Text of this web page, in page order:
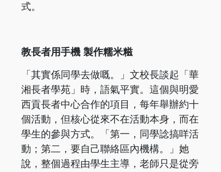
式。
教長者用手機 製作糯米糍
「其實係同學去做嘅。」文校長談起「華
湘長者學苑」時，語氣平實。這個與明愛
西貢長者中心合作的項目，每年舉辦約十
個活動，但核心從來不在活動本身，而在
學生的參與方式。「第一，同學諗搞咩活
動；第二，要自己聯絡區內機構。」她
說，整個過程由學生主導，老師只是從旁